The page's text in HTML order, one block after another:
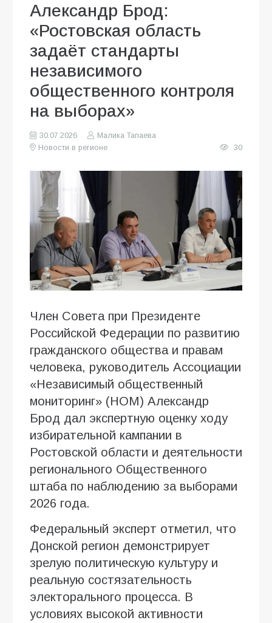
Александр Брод:
«Ростовская область
задаёт стандарты
независимого
общественного контроля
на выборах»
30.07.2026
Малика Тапаева
Новости в регионе
30
Член Совета при Президенте
Российской Федерации по развитию
гражданского общества и правам
человека, руководитель Ассоциации
«Независимый общественный
мониторинг» (НОМ) Александр
Брод дал экспертную оценку ходу
избирательной кампании в
Ростовской области и деятельности
регионального Общественного
штаба по наблюдению за выборами
2026 года.
Федеральный эксперт отметил, что
Донской регион демонстрирует
зрелую политическую культуру и
реальную состязательность
электорального процесса. В
условиях высокой активности